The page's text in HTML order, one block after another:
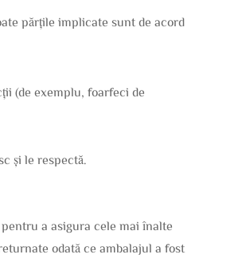
părțile implicate sunt de acord
(de exemplu, foarfeci de
și le respectă.
a asigura cele mai înalte
odată ce ambalajul a fost